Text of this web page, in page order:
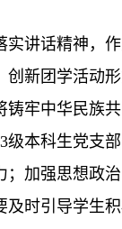
实讲话精神 ，
创新团学活动
牢中华民族
级本科生党支
；加强思想政
及时引导学生